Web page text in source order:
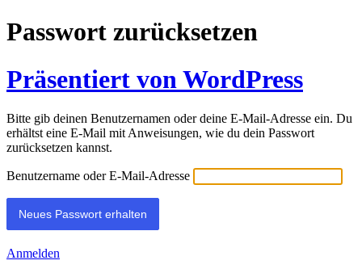
Passwort zurücksetzen
Präsentiert von WordPress
Bitte gib deinen Benutzernamen oder deine E-Mail-Adresse ein. Du
erhältst eine E-Mail mit Anweisungen, wie du dein Passwort
zurücksetzen kannst.
Benutzername oder E-Mail-Adresse
Anmelden